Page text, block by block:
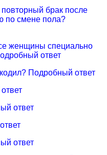
брак после
по смене пола?
женщины специально
ответ
Подробный ответ
ответ
ответ